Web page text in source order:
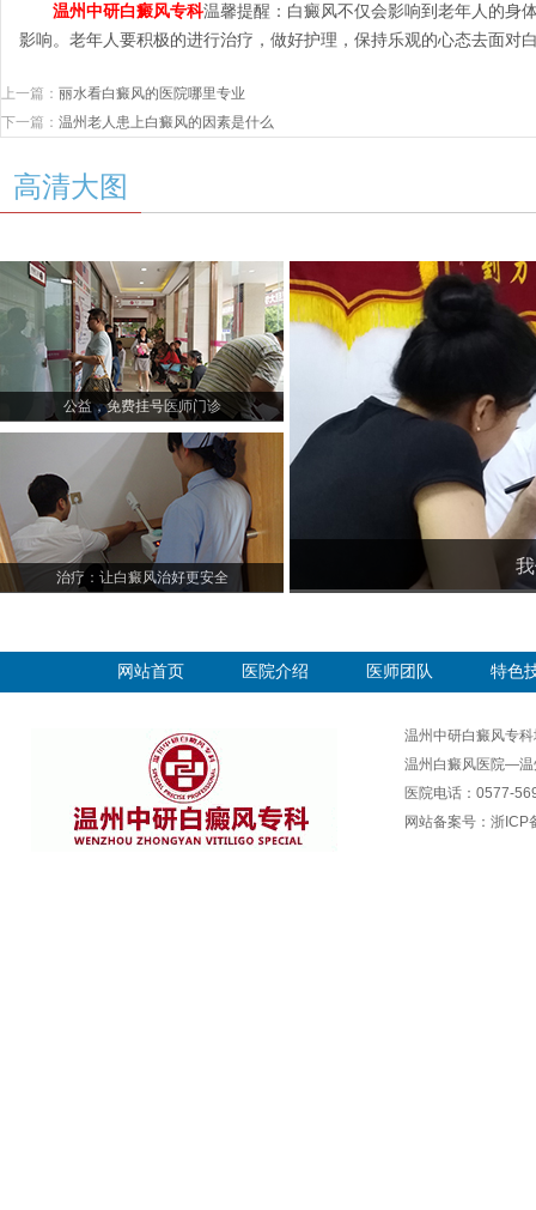
温州中研白癜风专科温馨提醒：白癜风不仅会影响到老年人的身
影响。老年人要积极的进行治疗，做好护理，保持乐观的心态去面对
上一篇： 丽水看白癜风的医院哪里专业
下一篇： 温州老人患上白癜风的因素是什么
高清大图
公益，免费挂号医师门诊
治疗：让白癜风治好更安全
网站首页 医院介绍 医师团队 特色
温州中研白癜风专
温州白癜风医院—温
医院电话：0577-
网站备案号： 浙ICP